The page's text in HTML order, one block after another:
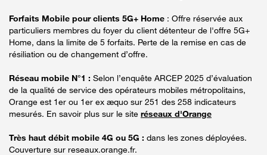
Forfaits Mobile pour clients 5G+ Home : Offre réservée aux
particuliers membres du foyer du client détenteur de l'offre 5G+
Home, dans la limite de 5 forfaits. Perte de la remise en cas de
résiliation ou de changement d’offre.
Réseau mobile N°1 : Selon l’enquête ARCEP 2025 d’évaluation
de la qualité de service des opérateurs mobiles métropolitains,
Orange est 1er ou 1er ex æquo sur 251 des 258 indicateurs
mesurés. En savoir plus sur le site réseaux d'Orange
Très haut débit mobile 4G ou 5G : dans les zones déployées.
Couverture sur reseaux.orange.fr.